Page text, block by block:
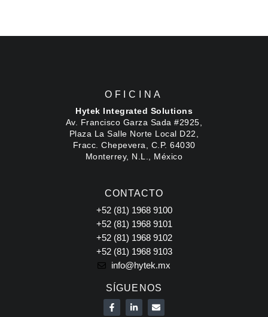
OFICINA
Hytek Integrated Solutions
Av. Francisco Garza Sada #2925,
Plaza La Salle Norte Local D22,
Fracc. Chepevera, C.P. 64030
Monterrey, N.L., México
CONTACTO
+52 (81) 1968 9100
+52 (81) 1968 9101
+52 (81) 1968 9102
+52 (81) 1968 9103
info@hytek.mx
SÍGUENOS
F
a
i
E
n